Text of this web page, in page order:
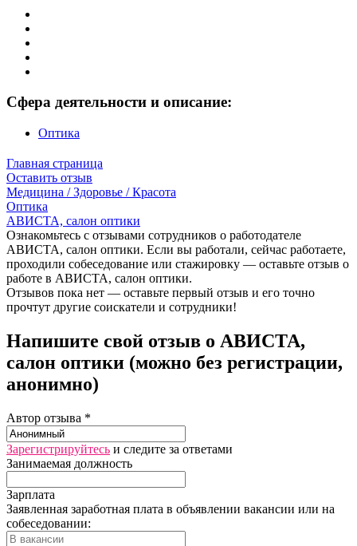
Сфера деятельности и описание:
Оптика
Главная страница
Оставить отзыв
Медицина / Здоровье / Красота
Оптика
АВИСТА, салон оптики
Ознакомьтесь с отзывами сотрудников о работодателе
АВИСТА, салон оптики. Если вы работали, сейчас работаете,
проходили собеседование или стажировку — оставьте отзыв о
работе в АВИСТА, салон оптики.
Отзывов пока нет — оставьте первый отзыв и его точно
прочтут другие соискатели и сотрудники!
Напишите свой отзыв о АВИСТА,
салон оптики (можно без регистрации,
анонимно)
Автор отзыва *
Зарегистрируйтесь и следите за ответами
Занимаемая должность
Зарплата
Заявленная заработная плата в объявлении вакансии или на
собеседовании: